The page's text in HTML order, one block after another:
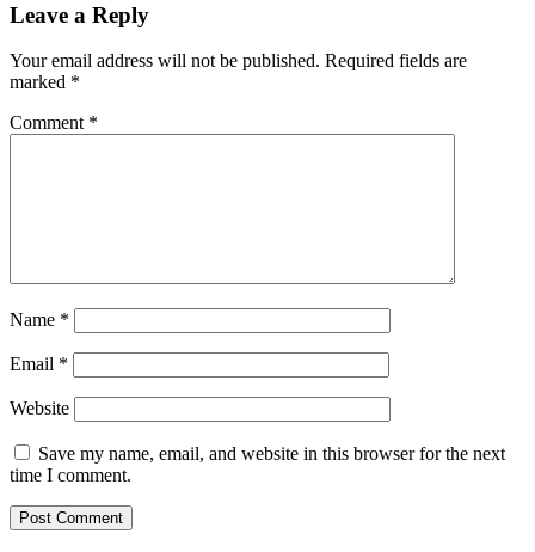
Leave a Reply
Your email address will not be published. Required fields are
marked *
Comment *
Name *
Email *
Website
Save my name, email, and website in this browser for the next
time I comment.